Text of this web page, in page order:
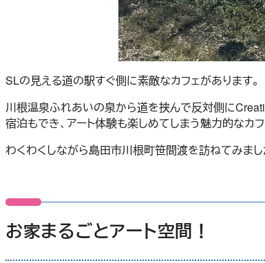
SLの見える道の駅すぐ側に素敵なカフェがあります。
川根温泉ふれあいの泉から道を挟んで反対側に
宿泊もでき、アート体験も楽しめてしまう魅力的なカフ
わくわくしながら島田市川根町笹間渡を訪ねてみまし
お家まるごとアート空間！